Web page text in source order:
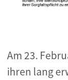
Am 23.
ihren lang